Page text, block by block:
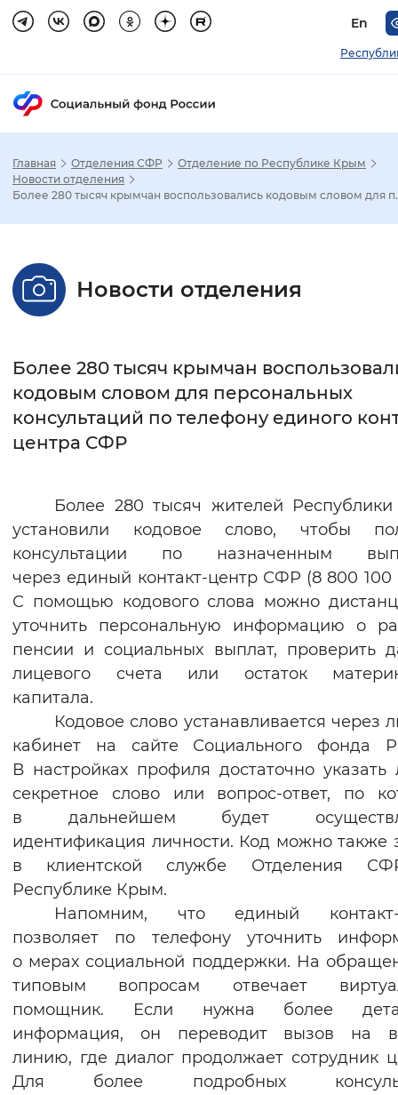
En
Настройка режима отображения
Стандартный Увеличенный
Интервал между буквами
Цвет сайта
Монохромный Инверсивный
Синий фон
Изображения
Включены Выключены
Звуковой ассистент
Воспроизвести Остановить
Вернуть стандартные настройки
Главная Отделения СФР
Отделение по Республике Крым
Новости отделения
Более 280 тысяч крымчан воспользовались кодовым словом для
Новости отделения
Более 280 тысяч крымчан
кодовым словом для персональных
консультаций по телефону единого
центра СФР
Более 280 тысяч жителей
установили кодовое слово, чтобы
консультации по назначенным
через единый контакт-центр СФР (8 800 100
С помощью кодового слова можно
уточнить персональную информацию о
пенсии и социальных выплат, проверить
лицевого счета или остаток
капитала.
Кодовое слово устанавливается через
кабинет на сайте Социального фонда
В настройках профиля достаточно указать
секретное слово или вопрос-ответ, по
в дальнейшем будет
идентификация личности. Код можно также
в клиентской службе Отделения
Республике Крым.
Напомним, что единый контакт-
позволяет по телефону уточнить
о мерах социальной поддержки. На
типовым вопросам отвечает
помощник. Если нужна более
информация, он переводит вызов на
линию, где диалог продолжает сотрудник
Для более подробных